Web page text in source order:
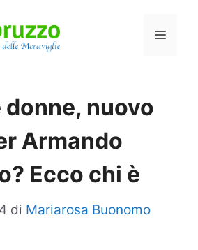
Menu
donne, nuovo
Armando
Ecco chi è
di Mariarosa Buonomo